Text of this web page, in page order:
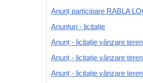
Anunț participare RABLA
Anunțuri - licitație
Anunț - licitație vânzare
Anunț - licitație vânzare
Anunț - licitație vânzare